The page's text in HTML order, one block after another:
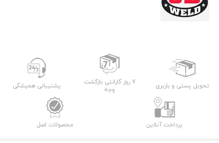
های
بی
تحویل پستی و باربری
7 روز گارانتی بازگشت
وجه
پشتیبانی همیشگی
پرداخت آنلاین محصولات اصل